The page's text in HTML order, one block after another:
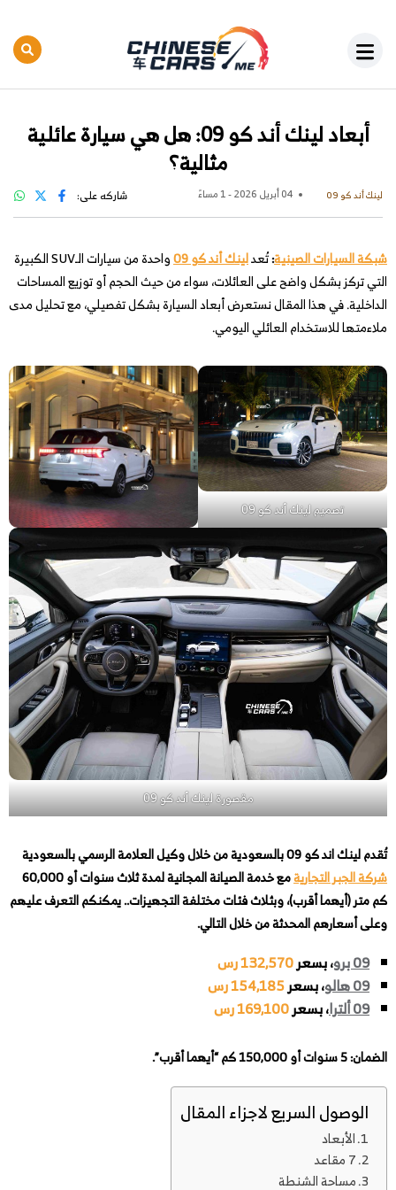
أبعاد لينك أند كو 09: هل هي سيارة عائلية
مثالية؟
لينك أند كو 09 04 أبريل 2026 - 1 مساءً شاركه على:
شبكة السيارات الصينية:تُعدلينك أند كو 09
واحدة من سيارات الـSUV الكبيرة
التي تركز بشكل واضح على العائلات، سواء من حيث الحجم أو توزيع المساحات
الداخلية. في هذا المقال نستعرض أبعاد السيارة بشكل تفصيلي، مع تحليل مدى
ملاءمتها للاستخدام العائلي اليومي.
تصميم لينك أند كو 09
مقصورة لينك أند كو 09
تُقدم لينك اند كو 09 بالسعودية من خلال وكيل العلامة الرسمي بالسعودية
شركة الجبر التجارية
مع خدمة الصيانة المجانية لمدة ثلاث سنوات أو 60,000
كم متر (أيهما أقرب)، وبثلاث فئات مختلفة التجهيزات.. يمكنكم التعرف عليهم
وعلى أسعارهم المحدثة من خلال التالي.
09 برو ، بسعر132,570 رس
09 هالو
، بسعر154,185 رس
09 ألترا
، بسعر169,100 رس
الضمان: 5 سنوات أو 150,000 كم “أيهما أقرب”.
الوصول السريع لاجزاء المقال
الأبعاد
7 مقاعد
مساحة الشنطة